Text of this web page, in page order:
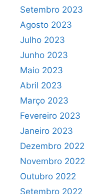
Setembro 2023
Agosto 2023
Julho 2023
Junho 2023
Maio 2023
Abril 2023
Março 2023
Fevereiro 2023
Janeiro 2023
Dezembro 2022
Novembro 2022
Outubro 2022
Setembro 2022